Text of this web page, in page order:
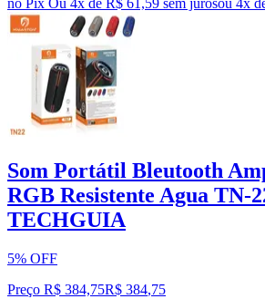
no Pix Ou 4x de R$ 61,59 sem jurosou 4x
Som Portátil Bleutooth
RGB Resistente Agua TN-
TECHGUIA
5% OFF
Preço R$ 384,75R$ 384,75